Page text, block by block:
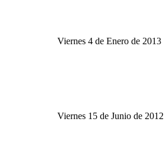
Viernes 4 de Enero de 2013
Viernes 15 de Junio de 2012